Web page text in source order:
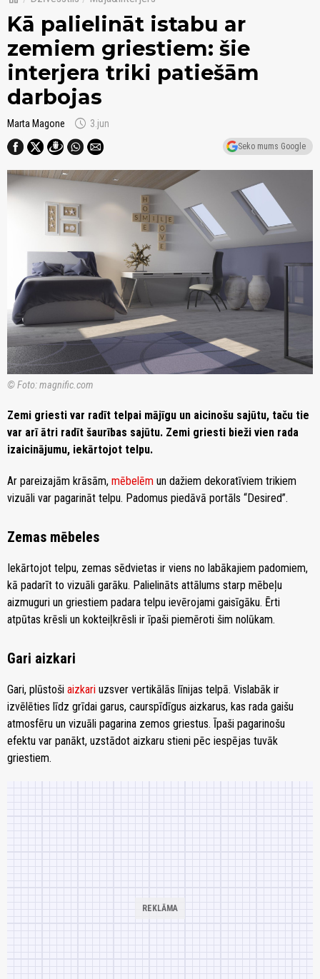
Kā palielināt istabu ar
zemiem griestiem: šie
interjera triki patiešām
darbojas
Marta Magone schedule 3.jun
Seko mums Google
© Foto: magnific.com
Zemi griesti var radīt telpai mājīgu un aicinošu sajūtu, taču tie
var arī ātri radīt šaurības sajūtu. Zemi griesti bieži vien rada
izaicinājumu, iekārtojot telpu.
Ar pareizajām krāsām, mēbelēm un dažiem dekoratīviem trikiem
vizuāli var pagarināt telpu. Padomus piedāvā portāls “Desired”.
Zemas mēbeles
Iekārtojot telpu, zemas sēdvietas ir viens no labākajiem padomiem,
kā padarīt to vizuāli garāku. Palielināts attālums starp mēbeļu
aizmuguri un griestiem padara telpu ievērojami gaisīgāku. Ērti
atpūtas krēsli un kokteiļkrēsli ir īpaši piemēroti šim nolūkam.
Gari aizkari
Gari, plūstoši aizkari uzsver vertikālās līnijas telpā. Vislabāk ir
izvēlēties līdz grīdai garus, caurspīdīgus aizkarus, kas rada gaišu
atmosfēru un vizuāli pagarina zemos griestus. Īpaši pagarinošu
efektu var panākt, uzstādot aizkaru stieni pēc iespējas tuvāk
griestiem.